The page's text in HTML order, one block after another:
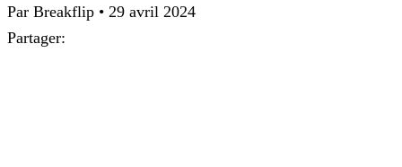
Par Breakflip • 29 avril 2024
Partager: